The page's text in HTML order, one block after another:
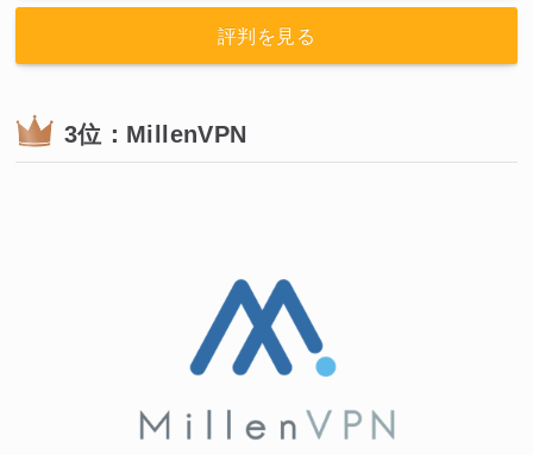
評判を見る
3位：MillenVPN